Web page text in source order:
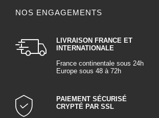
NOS ENGAGEMENTS
LIVRAISON FRANCE ET
INTERNATIONALE
France continentale sous 24h
Europe sous 48 à 72h
PAIEMENT SÉCURISÉ
CRYPTÉ PAR SSL